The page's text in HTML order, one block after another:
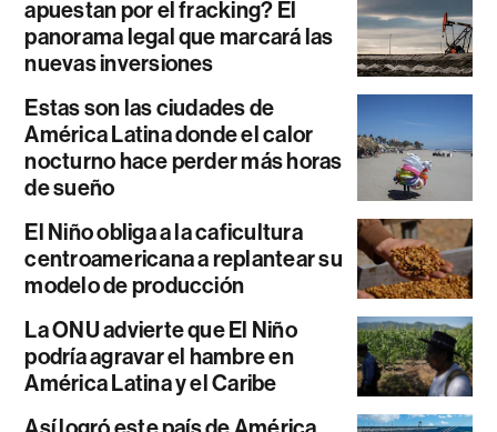
apuestan por el fracking? El
panorama legal que marcará las
nuevas inversiones
Estas son las ciudades de
América Latina donde el calor
nocturno hace perder más horas
de sueño
El Niño obliga a la caficultura
centroamericana a replantear su
modelo de producción
La ONU advierte que El Niño
podría agravar el hambre en
América Latina y el Caribe